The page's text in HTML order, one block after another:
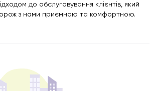
до обслуговування клієнтів, який
з нами приємною та комфортною.